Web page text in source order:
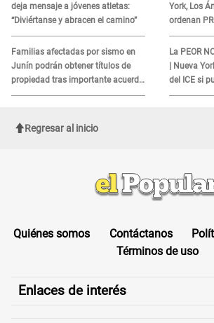
deja mensaje a jóvenes atletas:
“Diviértanse y abracen el camino”
Familias afectadas por sismo en
Junín podrán obtener títulos de
propiedad tras importante acuerdo
de Cofopri
York, Los
ordenan
quienes no
La PEOR
| Nueva
del ICE si
ROSTRO
Regresar al inicio
Quiénes somos Contáctanos
Términos de uso
Enlaces de interés